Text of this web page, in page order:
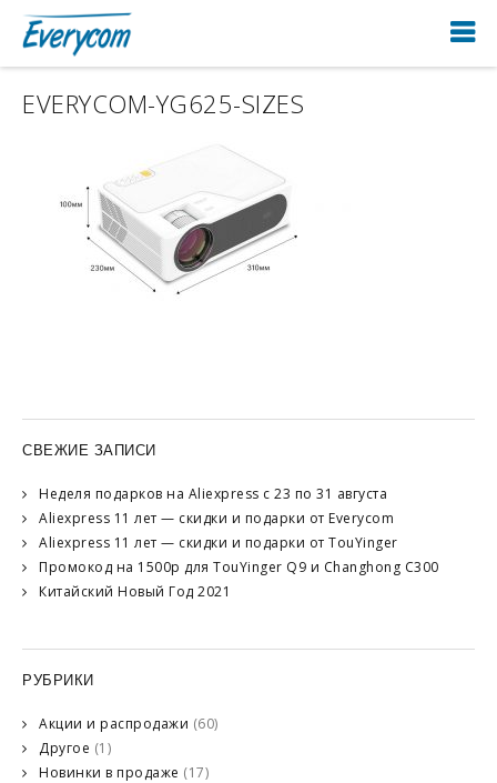
EVERYCOM-YG625-SIZES
СВЕЖИЕ ЗАПИСИ
Неделя подарков на Aliexpress с 23 по 31 августа
Aliexpress 11 лет — скидки и подарки от Everycom
Aliexpress 11 лет — скидки и подарки от TouYinger
Промокод на 1500р для TouYinger Q9 и Changhong C300
Китайский Новый Год 2021
РУБРИКИ
Акции и распродажи (60)
Другое (1)
Новинки в продаже (17)